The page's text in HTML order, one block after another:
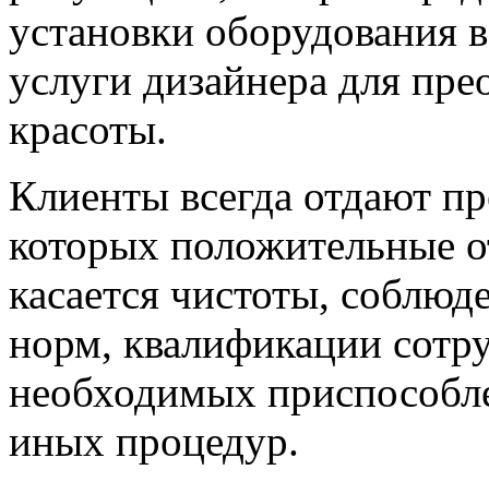
установки оборудования
услуги дизайнера для
красоты.
Клиенты всегда отдают
которых положительные
касается чистоты,
норм, квалификации
необходимых
иных процедур.